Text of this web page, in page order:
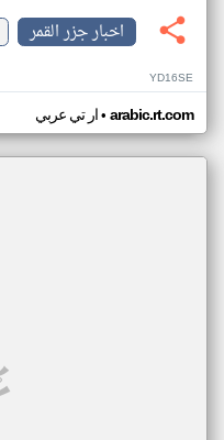
اخبار جزر القمر
YD16SE
ار تي عربي• arabic.rt.com